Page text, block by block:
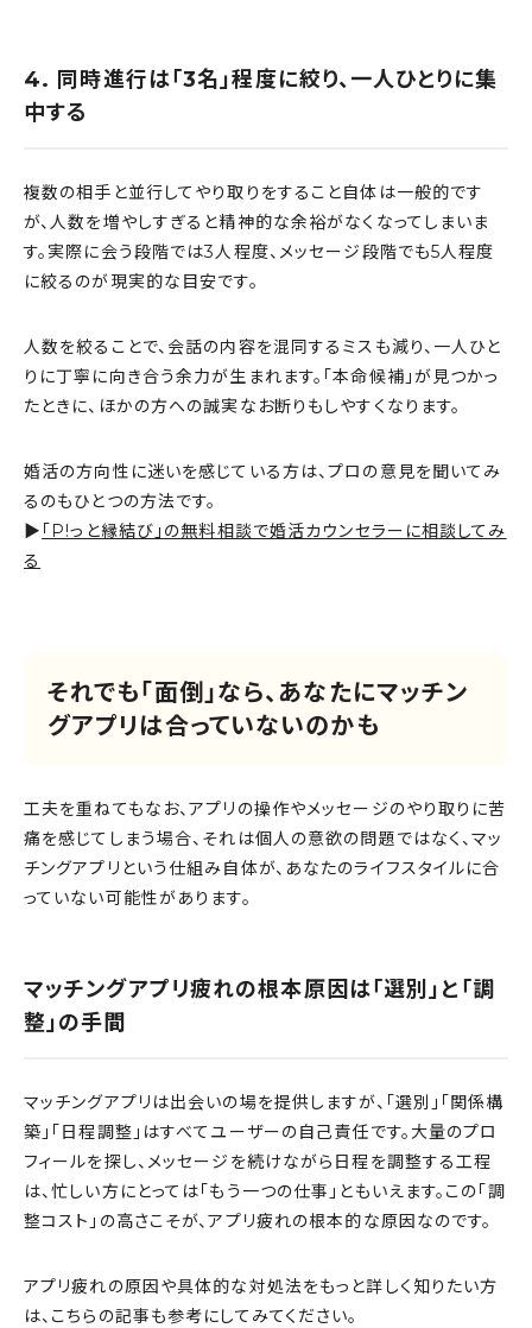
4. 同時進行は「3名」程度に絞り、一人ひとりに集
中する
複数の相手と並行してやり取りをすること自体は一般的です
が、人数を増やしすぎると精神的な余裕がなくなってしまいま
す。実際に会う段階では3人程度、メッセージ段階でも5人程度
に絞るのが現実的な目安です。
人数を絞ることで、会話の内容を混同するミスも減り、一人ひと
りに丁寧に向き合う余力が生まれます。「本命候補」が見つかっ
たときに、ほかの方への誠実なお断りもしやすくなります。
婚活の方向性に迷いを感じている方は、プロの意見を聞いてみ
るのもひとつの方法です。
▶ 「P!っと縁結び」の無料相談で婚活カウンセラーに相談してみ
る
それでも「面倒」なら、あなたにマッチン
グアプリは合っていないのかも
工夫を重ねてもなお、アプリの操作やメッセージのやり取りに苦
痛を感じてしまう場合、それは個人の意欲の問題ではなく、マッ
チングアプリという仕組み自体が、あなたのライフスタイルに合
っていない可能性があります。
マッチングアプリ疲れの根本原因は「選別」と「調
整」の手間
マッチングアプリは出会いの場を提供しますが、「選別」「関係構
築」「日程調整」はすべてユーザーの自己責任です。大量のプロ
フィールを探し、メッセージを続けながら日程を調整する工程
は、忙しい方にとっては「もう一つの仕事」ともいえます。この「調
整コスト」の高さこそが、アプリ疲れの根本的な原因なのです。
アプリ疲れの原因や具体的な対処法をもっと詳しく知りたい方
は、こちらの記事も参考にしてみてください。